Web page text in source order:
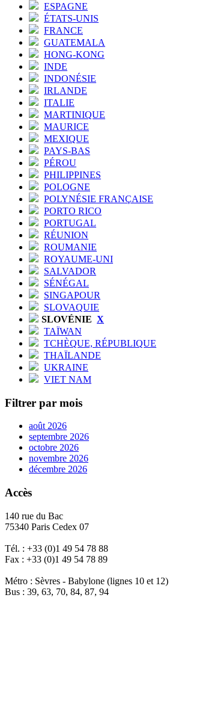
ESPAGNE
ÉTATS-UNIS
FRANCE
GUATEMALA
HONG-KONG
INDE
INDONÉSIE
IRLANDE
ITALIE
MARTINIQUE
MAURICE
MEXIQUE
PAYS-BAS
PÉROU
PHILIPPINES
POLOGNE
POLYNÉSIE FRANÇAISE
PORTO RICO
PORTUGAL
RÉUNION
ROUMANIE
ROYAUME-UNI
SALVADOR
SÉNÉGAL
SINGAPOUR
SLOVAQUIE
SLOVÉNIE X
TAÏWAN
TCHÈQUE, RÉPUBLIQUE
THAÏLANDE
UKRAINE
VIET NAM
Filtrer par mois
août 2026
septembre 2026
octobre 2026
novembre 2026
décembre 2026
Accès
140 rue du Bac
75340 Paris Cedex 07
Tél. : +33 (0)1 49 54 78 88
Fax : +33 (0)1 49 54 78 89
Métro : Sèvres - Babylone (lignes 10 et 12)
Bus : 39, 63, 70, 84, 87, 94